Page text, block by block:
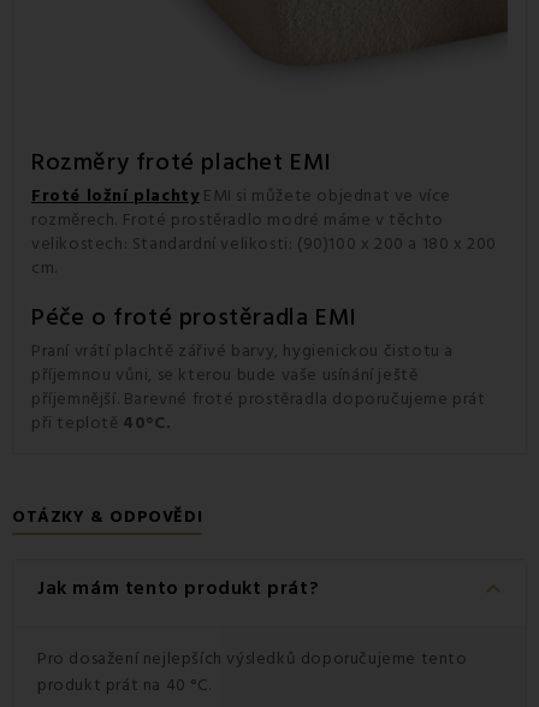
Rozměry froté plachet EMI
Froté ložní plachtyEMI si můžete objednat ve více
rozměrech. Froté prostěradlo modré máme v těchto
velikostech: Standardní velikosti: (90)100 x 200 a 180 x 200
cm.
Péče o froté prostěradla EMI
Praní vrátí plachtě zářivé barvy, hygienickou čistotu a
příjemnou vůni, se kterou bude vaše usínání ještě
příjemnější. Barevné froté prostěradla doporučujeme prát
při teplotě 40°C.
OTÁZKY & ODPOVĚDI
Jak mám tento produkt prát? keyboard_arrow_down
Pro dosažení nejlepších výsledků doporučujeme tento
produkt prát na 40 °C.